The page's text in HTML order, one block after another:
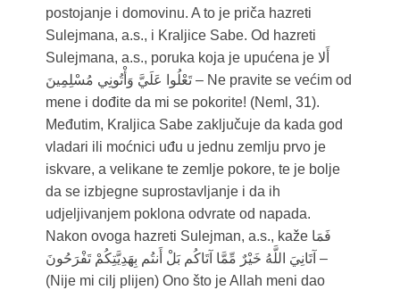
postojanje i domovinu. A to je priča hazreti
Sulejmana, a.s., i Kraljice Sabe. Od hazreti
Sulejmana, a.s., poruka koja je upućena je أَلا
تَعْلُوا عَلَيَّ وَأْتُونِي مُسْلِمِينَ – Ne pravite se većim od
mene i dođite da mi se pokorite! (Neml, 31).
Međutim, Kraljica Sabe zaključuje da kada god
vladari ili moćnici uđu u jednu zemlju prvo je
iskvare, a velikane te zemlje pokore, te je bolje
da se izbjegne suprostavljanje i da ih
udjeljivanjem poklona odvrate od napada.
Nakon ovoga hazreti Sulejman, a.s., kaže فَمَا
آتَانِيَ اللَّهُ خَيْرٌ مِّمَّا آتَاكُم بَلْ أَنتُم بِهَدِيَّتِكُمْ تَفْرَحُونَ –
(Nije mi cilj plijen) Ono što je Allah meni dao